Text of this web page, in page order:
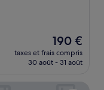
Le
nouveau
prix
de
190 €
taxes et frais compris
30 août - 31 août